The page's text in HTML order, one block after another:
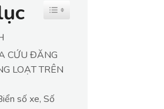
Toggle Table of Content
CỨU ĐĂNG
LOẠT TRÊN
số xe, Số